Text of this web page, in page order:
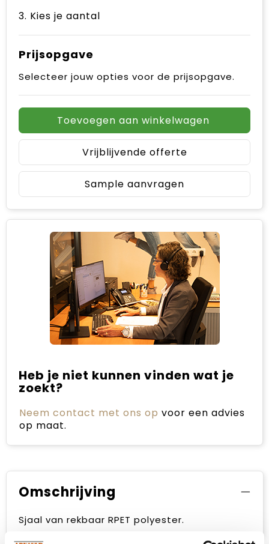
3. Kies je aantal
Prijsopgave
Selecteer jouw opties voor de prijsopgave.
Toevoegen aan winkelwagen
Vrijblijvende offerte
Sample aanvragen
Heb je niet kunnen vinden wat je
zoekt?
Neem contact met ons op voor een advies
op maat.
Omschrijving
Sjaal van rekbaar RPET polyester.